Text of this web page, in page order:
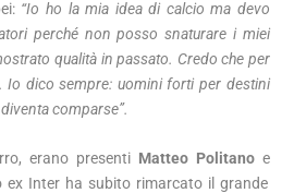
“Io ho la mia idea di calcio ma devo
perché non posso snaturare i miei
qualità in passato. Credo che per
Io dico sempre: uomini forti per destini
comparse”.
erano presenti Matteo Politanoe
ex Inter ha subito rimarcato il grande